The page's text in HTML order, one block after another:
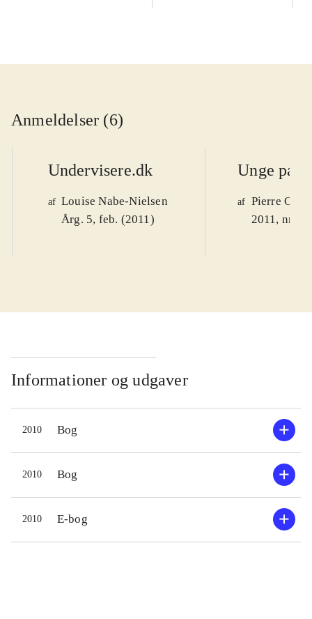
Anmeldelser (6)
Undervisere.dk
af Louise Nabe-Nielsen
Årg. 5, feb. (2011)
Unge
af Pierre
2011, nr. 3
Informationer og udgaver
2010 Bog
2010 Bog
2010 E-bog